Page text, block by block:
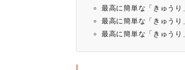
最高に簡単な「きゅう
最高に簡単な「きゅう
最高に簡単な「きゅう